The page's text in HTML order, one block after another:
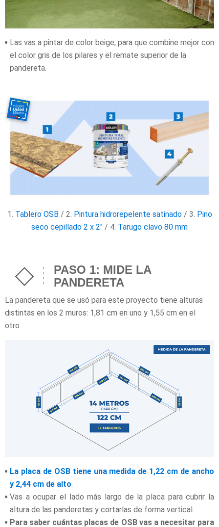
Las vas a pintar de color beige, para que combine mejor con
el color gris de los pilares y el remate superior de la
pandereta.
1. Tablero OSB / 2. Pintura hidrorepelente satinado/ 3. Pino
seco cepillado 2 x 2″ / 4. Tarugo clavo 80 mm
PASO 1: MIDE LA
PANDERETA
La pandereta que se usó para este proyecto tiene alturas
distintas en los 2 muros: 1,81 cm en uno y 1,55 cm en el
otro.
La placa de OSB tiene una medida de 1,22 cm de ancho
y 2,44 cm de alto
Vas a ocupar el lado más largo de la placa para cubrir la
altura de las panderetas y cortarlas de forma vertical.
Para saber cuántas placas de OSB vas a necesitar para